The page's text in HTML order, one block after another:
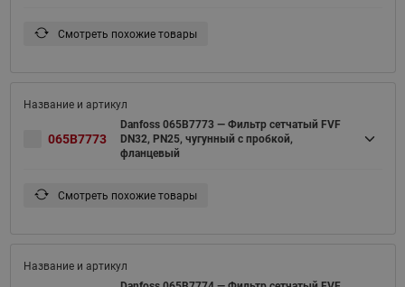
Смотреть похожие товары
065B7773
Danfoss 065B7773 — Фильтр сетчатый FVF
DN32, PN25, чугунный с пробкой,
фланцевый
Смотреть похожие товары